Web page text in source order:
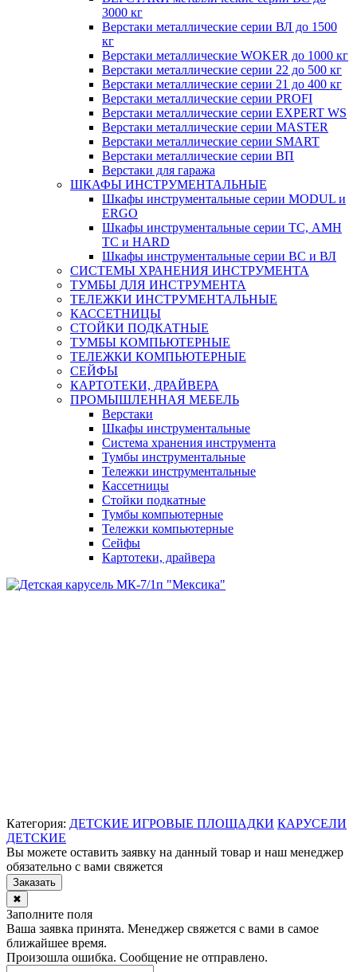
3000 кг
Верстаки металлические серии ВЛ до 1500
кг
Верстаки металлические WOKER до 1000 кг
Верстаки металлические серии 22 до 500 кг
Верстаки металлические серии 21 до 400 кг
Верстаки металлические серии PROFI
Верстаки металлические серии EXPERT WS
Верстаки металлические серии MASTER
Верстаки металлические серии SMART
Верстаки металлические серии ВП
Верстаки для гаража
ШКАФЫ ИНСТРУМЕНТАЛЬНЫЕ
Шкафы инструментальные серии MODUL и
ERGO
Шкафы инструментальные серии ТС, АМН
ТС и HARD
Шкафы инструментальные серии ВС и ВЛ
СИСТЕМЫ ХРАНЕНИЯ ИНСТРУМЕНТА
ТУМБЫ ДЛЯ ИНСТРУМЕНТА
ТЕЛЕЖКИ ИНСТРУМЕНТАЛЬНЫЕ
КАССЕТНИЦЫ
СТОЙКИ ПОДКАТНЫЕ
ТУМБЫ КОМПЬЮТЕРНЫЕ
ТЕЛЕЖКИ КОМПЬЮТЕРНЫЕ
СЕЙФЫ
КАРТОТЕКИ, ДРАЙВЕРА
ПРОМЫШЛЕННАЯ МЕБЕЛЬ
Верстаки
Шкафы инструментальные
Система хранения инструмента
Тумбы инструментальные
Тележки инструментальные
Кассетницы
Стойки подкатные
Тумбы компьютерные
Тележки компьютерные
Сейфы
Картотеки, драйвера
Категория: ДЕТСКИЕ ИГРОВЫЕ ПЛОЩАДКИ КАРУСЕЛИ
ДЕТСКИЕ
Вы можете оставить заявку на данный товар и наш менеджер
обязательно с вами свяжется
Заказать
✖
Заполните поля
Ваша заявка принята. Менеджер свяжется с вами в самое
ближайшее время.
Произошла ошибка. Сообщение не отправлено.